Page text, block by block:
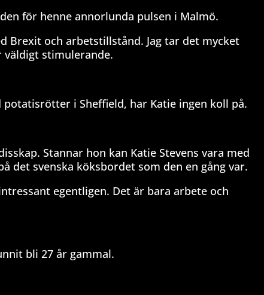
för henne annorlunda pulsen i Malmö.
Brexit och arbetstillstånd. Jag tar det mycket
stimulerande.
i Sheffield, har Katie ingen koll på.
Stannar hon kan Katie Stevens vara med
det svenska köksbordet som den en gång var.
egentligen. Det är bara arbete och
bli 27 år gammal.